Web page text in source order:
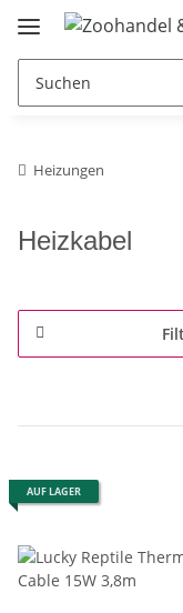
Heizungen
Heizkabel
AUF LAGER